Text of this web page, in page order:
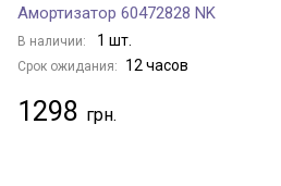
Амортизатор 60472828 NK
В наличии: 1 шт.
Срок ожидания: 12 часов
1298